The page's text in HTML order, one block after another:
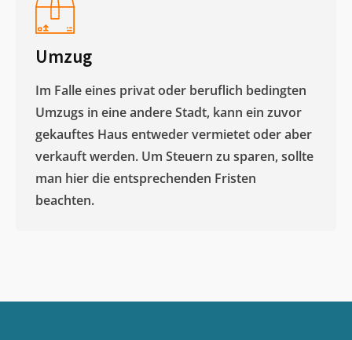
Umzug
Im Falle eines privat oder beruflich bedingten
Umzugs in eine andere Stadt, kann ein zuvor
gekauftes Haus entweder vermietet oder aber
verkauft werden. Um Steuern zu sparen, sollte
man hier die entsprechenden Fristen
beachten.